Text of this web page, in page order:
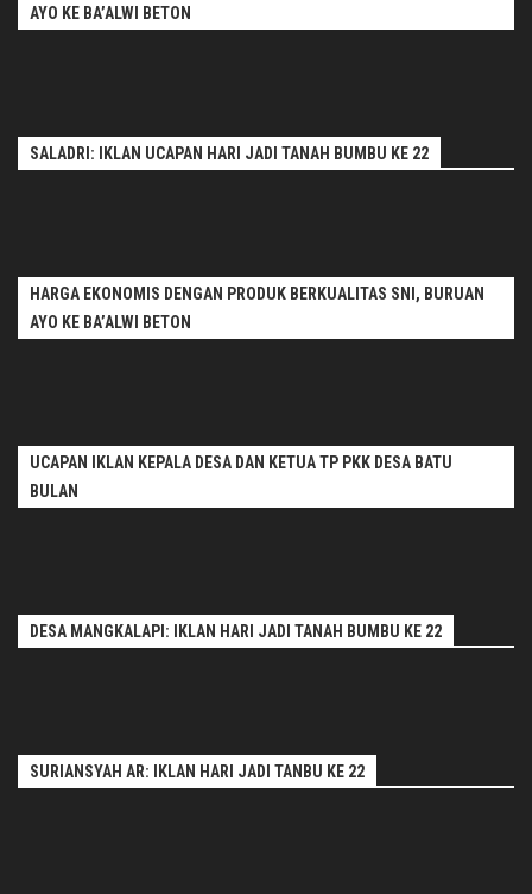
AYO KE BA’ALWI BETON
SALADRI: IKLAN UCAPAN HARI JADI TANAH BUMBU KE 22
HARGA EKONOMIS DENGAN PRODUK BERKUALITAS SNI, BURUAN
AYO KE BA’ALWI BETON
UCAPAN IKLAN KEPALA DESA DAN KETUA TP PKK DESA BATU
BULAN
DESA MANGKALAPI: IKLAN HARI JADI TANAH BUMBU KE 22
SURIANSYAH AR: IKLAN HARI JADI TANBU KE 22